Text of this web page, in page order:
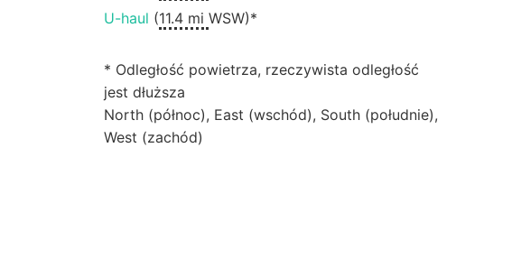
U-haul (11.4 mi WSW)*
* Odległość powietrza, rzeczywista odległość
jest dłuższa
North (północ), East (wschód), South (południe),
West (zachód)